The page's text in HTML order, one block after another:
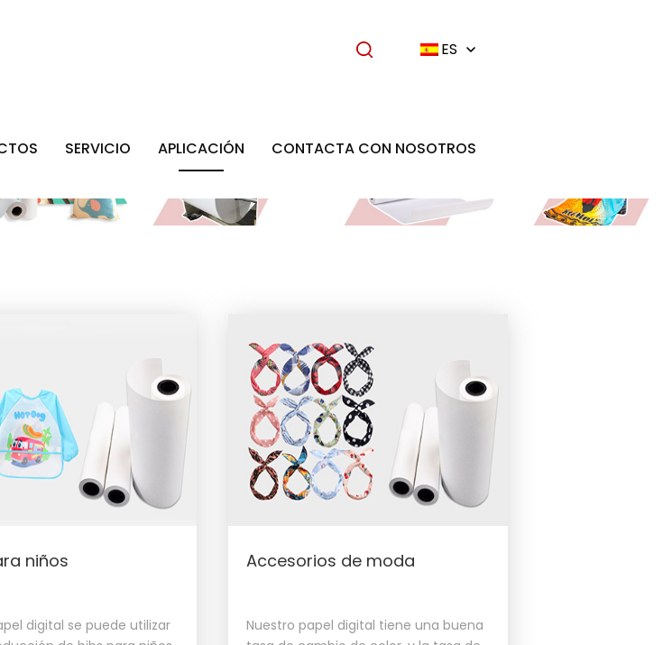
ES
SERVICIO APLICACIÓN CONTACTA CON NOSOTROS
niños
digital se puede utilizar
Accesorios de moda
Nuestro papel digital tiene una buena